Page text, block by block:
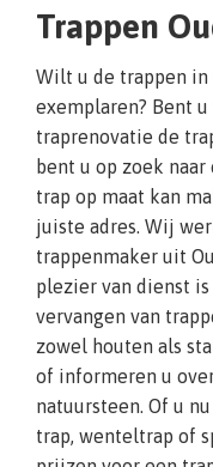
Trappen
Wilt u de trappen in
exemplaren? Bent
traprenovatie de
bent u op zoek
trap op maat kan
juiste adres. Wij
trappenmaker uit
plezier van dienst
vervangen van
zowel houten als
of informeren u
natuursteen. Of u
trap, wenteltrap of